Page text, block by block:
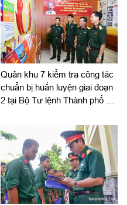
Quân khu 7 kiểm tra công tác
chuẩn bị huấn luyện giai đoạn
2 tại Bộ Tư lệnh Thành phố Hồ